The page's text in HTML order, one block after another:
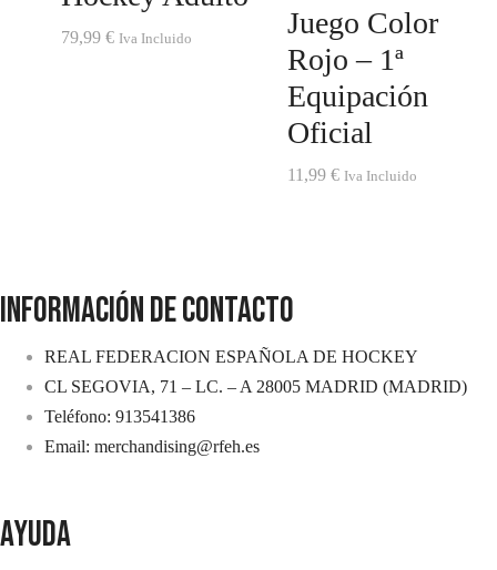
79,99 € Iva Incluido
Juego Color
Rojo – 1ª
Equipación
Oficial
11,99 € Iva Incluido
INFORMACIÓN DE CONTACTO
REAL FEDERACION ESPAÑOLA DE HOCKEY
CL SEGOVIA, 71 – LC. – A 28005 MADRID (MADRID)
Teléfono: 913541386
Email: merchandising@rfeh.es
AYUDA